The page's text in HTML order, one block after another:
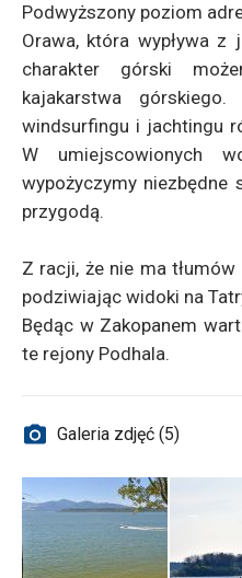
Podwyższony poziom
Orawa, która wypływa z
charakter górski
kajakarstwa
windsurfingu i jachtingu
W umiejscowionych
wypożyczymy niezbędne
przygodą.
Z racji, że nie ma
podziwiając widoki na
Będąc w Zakopanem
te rejony Podhala.
Galeria zdjęć (5)